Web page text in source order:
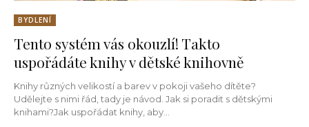
BYDLENÍ
Tento systém vás okouzlí! Takto
uspořádáte knihy v dětské knihovně
Knihy různých velikostí a barev v pokoji vašeho dítěte?
Udělejte s nimi řád, tady je návod. Jak si poradit s dětskými
knihami?Jak uspořádat knihy, aby...